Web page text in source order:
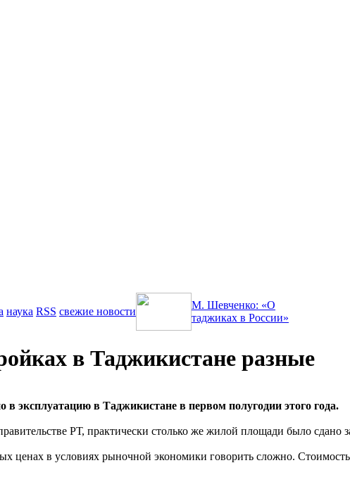
наука RSS свежие новости
М. Шевченко: «О
таджиках в России»
в Таджикистане разные
эксплуатацию в Таджикистане в первом полугодии этого года.
РТ, практически столько же жилой площади было сдано
в условиях рыночной экономики говорить сложно. Стоимость